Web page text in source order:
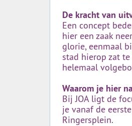
De kracht van
Een concept
hier een zaak
glorie, eenmaal
stad hierop zat
helemaal
Waarom je hier
Bij JOA ligt de
je vanaf de
Ringersplein.